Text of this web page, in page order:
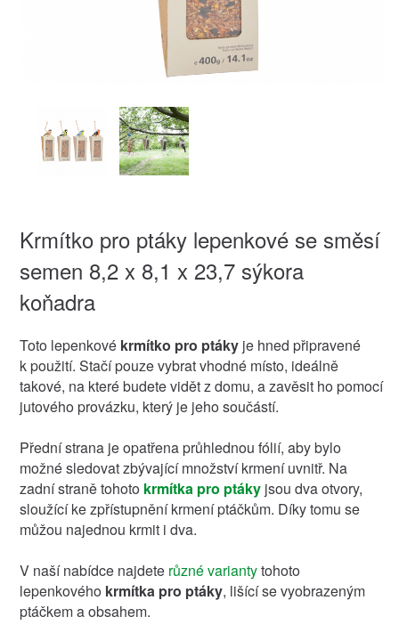
Krmítko pro ptáky lepenkové se směsí
semen 8,2 x 8,1 x 23,7 sýkora
koňadra
Toto lepenkové krmítko pro ptákyje hned připravené
k použití. Stačí pouze vybrat vhodné místo, ideálně
takové, na které budete vidět z domu, a zavěsit ho pomocí
jutového provázku, který je jeho součástí.
Přední strana je opatřena průhlednou fólií, aby bylo
možné sledovat zbývající množství krmení uvnitř. Na
zadní straně tohoto krmítka pro ptákyjsou dva otvory,
sloužící ke zpřístupnění krmení ptáčkům. Díky tomu se
můžou najednou krmit i dva.
V naší nabídce najdete různé variantytohoto
lepenkového krmítka pro ptáky, lišící se vyobrazeným
ptáčkem a obsahem.